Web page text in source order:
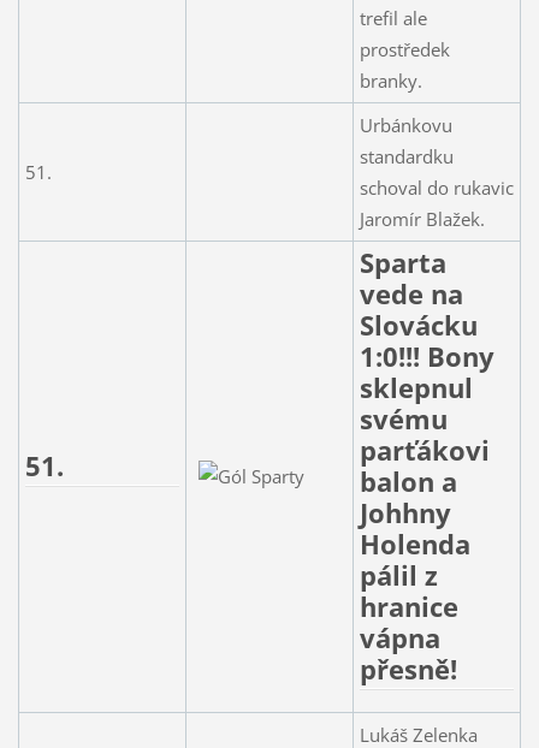
trefil ale
prostředek
branky.
51.
Urbánkovu
standardku
schoval do rukavic
Jaromír Blažek.
51.
Sparta
vede na
Slovácku
1:0!!! Bony
sklepnul
svému
parťákovi
balon a
Johhny
Holenda
pálil z
hranice
vápna
přesně!
Lukáš Zelenka